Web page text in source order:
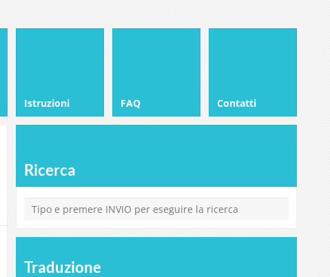
Istruzioni FAQ Contatti
Ricerca
Traduzione